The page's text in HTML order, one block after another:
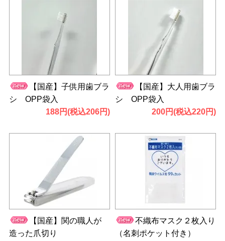
【国産】子供用歯ブラ
シ OPP袋入
188円(税込206円)
【国産】大人用歯ブラ
シ OPP袋入
200円(税込220円)
【国産】関の職人が
造った爪切り
不織布マスク２枚入り
（名刺ポケット付き）